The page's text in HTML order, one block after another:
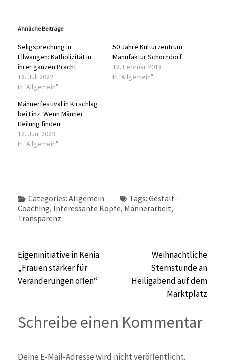
Ähnliche Beiträge
Seligsprechung in
Ellwangen: Katholizität in
ihrer ganzen Pracht
18. Juli 2022
In "Allgemein"
50 Jahre Kulturzentrum
Manufaktur Schorndorf
12. Februar 2018
In "Allgemein"
Männerfestival in Kirschlag
bei Linz: Wenn Männer
Heilung finden
12. Juni 2023
In "Allgemein"
Categories: Allgemein Tags: Gestalt-
Coaching, Interessante Köpfe, Männerarbeit,
Transparenz
Beitragsnavigation
Eigeninitiative in Kenia:
„Frauen stärker für
Veränderungen offen“
Weihnachtliche
Sternstunde an
Heiligabend auf dem
Marktplatz
Schreibe einen Kommentar
Deine E-Mail-Adresse wird nicht veröffentlicht.